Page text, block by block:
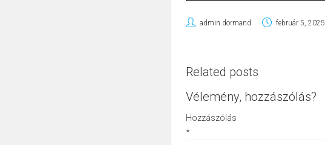
admin.dormand február 5, 2025
Related posts
Vélemény, hozzászólás?
Hozzászólás
*